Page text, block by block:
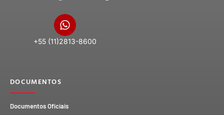
+55 (11)2813-8600
DOCUMENTOS
Documentos Oficiais